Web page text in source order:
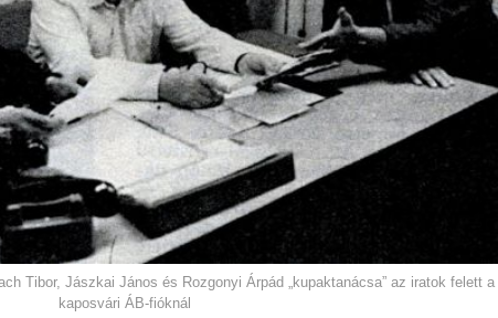
Tibor, Jászkai János és Rozgonyi Árpád „kupaktanácsa” az iratok felett a
kaposvári ÁB-fióknál